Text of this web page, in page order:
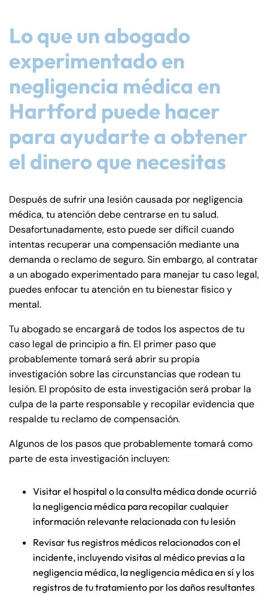
Lo que un abogado
experimentado en
negligencia médica en
Hartford puede hacer
para ayudarte a obtener
el dinero que necesitas
Después de sufrir una lesión causada por negligencia
médica, tu atención debe centrarse en tu salud.
Desafortunadamente, esto puede ser difícil cuando
intentas recuperar una compensación mediante una
demanda o reclamo de seguro. Sin embargo, al contratar
a un abogado experimentado para manejar tu caso legal,
puedes enfocar tu atención en tu bienestar físico y
mental.
Tu abogado se encargará de todos los aspectos de tu
caso legal de principio a fin. El primer paso que
probablemente tomará será abrir su propia
investigación sobre las circunstancias que rodean tu
lesión. El propósito de esta investigación será probar la
culpa de la parte responsable y recopilar evidencia que
respalde tu reclamo de compensación.
Algunos de los pasos que probablemente tomará como
parte de esta investigación incluyen:
Visitar el hospital o la consulta médica donde ocurrió
la negligencia médica para recopilar cualquier
información relevante relacionada con tu lesión
Revisar tus registros médicos relacionados con el
incidente, incluyendo visitas al médico previas a la
negligencia médica, la negligencia médica en sí y los
registros de tu tratamiento por los daños resultantes
PM
Saturday
Sunday
Closed
PM
Saturday
Sunday
Closed